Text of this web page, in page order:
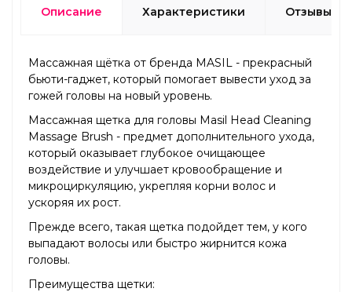
Описание Характеристики Отзывы
Массажная щётка от бренда MASIL - прекрасный
бьюти-гаджет, который помогает вывести уход за
гожей головы на новый уровень.
Массажная щетка для головы Masil Head Cleaning
Massage Brush - предмет дополнительного ухода,
который оказывает глубокое очищающее
воздействие и улучшает кровообращение и
микроциркуляцию, укрепляя корни волос и
ускоряя их рост.
Прежде всего, такая щетка подойдет тем, у кого
выпадают волосы или быстро жирнится кожа
головы.
Преимущества щетки: